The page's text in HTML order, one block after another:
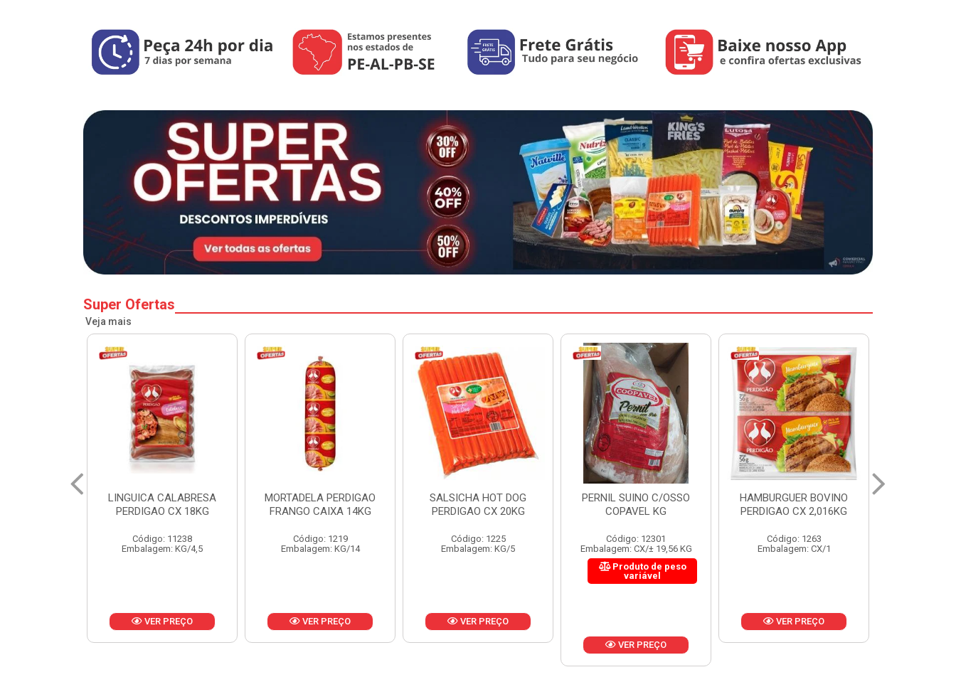
Super Ofertas
Veja mais
MORTADELA PERDIGAO
FRANGO CAIXA 14KG
Código: 1219
Embalagem: KG/14
VER PREÇO
SALSICHA HOT DOG
PERDIGAO CX 20KG
Código: 1225
Embalagem: KG/5
VER PREÇO
PERNIL SUINO C/OSSO
COPAVEL KG
Código: 12301
Embalagem: CX/± 19,56 KG
VER PREÇO
HAMBURGUER BOVINO
PERDIGAO CX 2,016KG
Código: 1263
Embalagem: CX/1
MARGARINA DELINE
CAIXA 24X250G
Código: 12886
Embalagem: CX/1
VER PREÇO